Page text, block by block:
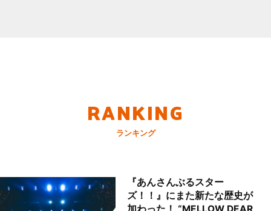
RANKING
ランキング
『あんさんぶるスター
ズ！！』にまた新たな歴史が
加わった！ “MELLOW DEAR